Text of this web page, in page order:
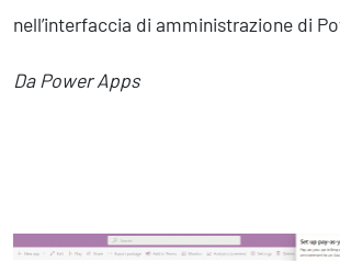
nell’interfaccia di amministrazione di
Da Power Apps